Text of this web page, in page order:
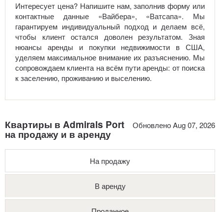
Интересует цена? Напишите нам, заполнив форму или
контактные данные «Вайбера», «Ватсапа». Мы
гарантируем индивидуальный подход и делаем всё,
чтобы клиент остался доволен результатом. Зная
нюансы аренды и покупки недвижимости в США,
уделяем максимальное внимание их разъяснению. Мы
сопровождаем клиента на всём пути аренды: от поиска
к заселению, проживанию и выселению.
Обновлено Aug 07, 2026
Квартиры в Admirals Port
на продажу и в аренду
На продажу
В аренду